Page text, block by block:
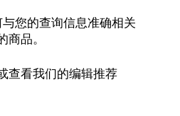
您的查询信息准确相关
商品。
查看我们的编辑推荐